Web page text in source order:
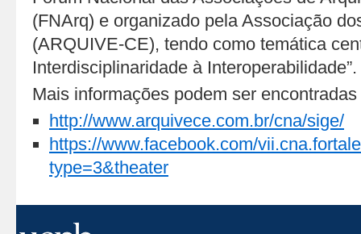
(FNArq) e organizado pela Associação
(ARQUIVE-CE), tendo como temática
Interdisciplinaridade à Interoperabilidade”.
Mais informações podem ser
http://www.arquivece.com.br/cna/sige/
https://www.facebook.com/
type=3&theater